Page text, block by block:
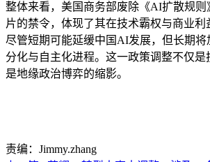
整体来看，美国商务部废除《AI扩散规则
片的禁令，体现了其在技术霸权与商业利
尽管短期可能延缓中国AI发展，但长期将
分化与自主化进程。这一政策调整不仅是
是地缘政治博弈的缩影。
责编：Jimmy.zhang